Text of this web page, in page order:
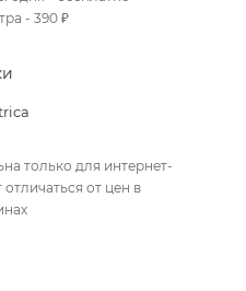
- 390 ₽
только для интернет-
от цен в